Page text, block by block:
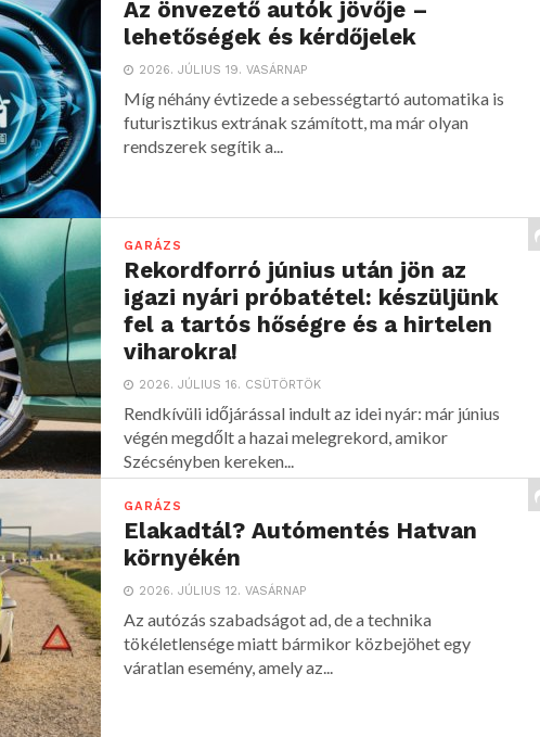
Az önvezető autók jövője –
lehetőségek és kérdőjelek
2026. JÚLIUS 19. VASÁRNAP
Míg néhány évtizede a sebességtartó automatika is
futurisztikus extrának számított, ma már olyan
rendszerek segítik a...
GARÁZS
Rekordforró június után jön az
igazi nyári próbatétel: készüljünk
fel a tartós hőségre és a hirtelen
viharokra!
2026. JÚLIUS 16. CSÜTÖRTÖK
Rendkívüli időjárással indult az idei nyár: már június
végén megdőlt a hazai melegrekord, amikor
Szécsényben kereken...
GARÁZS
Elakadtál? Autómentés Hatvan
környékén
2026. JÚLIUS 12. VASÁRNAP
Az autózás szabadságot ad, de a technika
tökéletlensége miatt bármikor közbejöhet egy
váratlan esemény, amely az...